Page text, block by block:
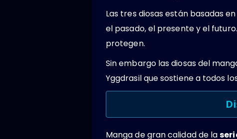
Las tres diosas están basadas
el pasado, el presente y el
protegen.
Sin embargo las diosas del
Yggdrasil que sostiene a todos
Manga de gran calidad de la